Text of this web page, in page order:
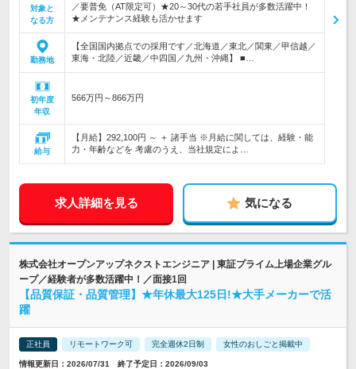
対象と
なる方
／要普免（AT限定可）★20～30代の若手社員が多数活躍中！
★メンテナンス経験も活かせます
勤務地
【全国国内拠点での採用です／北海道／東北／関東／甲信越／
東海・北陸／近畿／中四国／九州・沖縄】 ■…
初年度
年収
566万円～866万円
給与
【月給】292,100円 ～ ＋ 諸手当 ※月給に関しては、経験・能
力・年齢などを 考慮のうえ、当社規定によ…
求人詳細を見る 気になる
株式会社オープンアップネクストエンジニア | 東証プライム上場企業グル
ープ／経験者が多数活躍中！／面接1回
【品質保証・品質管理】★年休最大125日!★大手メーカーで活
躍
正社員 リモートワーク可 完全週休2日制 女性のおしごと掲載中
情報更新日：2026/07/31 終了予定日：2026/09/03